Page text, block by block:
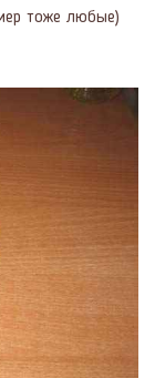
тоже любые)